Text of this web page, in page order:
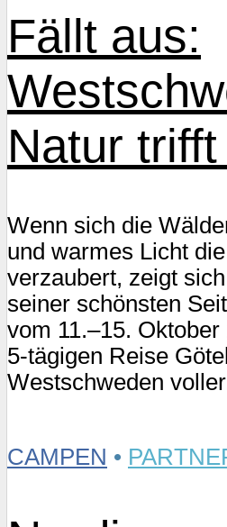
Fällt aus:
Natur
Wenn sich die
und warmes Licht
verzaubert, zeigt
seiner schönsten
vom 11.–15.
5-tägigen Reise
Westschweden
CAMPEN •